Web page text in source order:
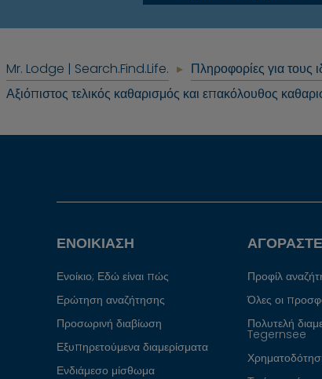
Mr. Lodge | Search.Find.Life. Πληροφορίες για τους
Αξιόπιστος τελικός καθαρισμός και επακόλουθος
ΕΝΟΙΚΊΑΣΗ
Ενοίκιο; Εδώ είναι πώς
Ερώτηση αναζήτησης
Προσωρινή διαβίωση
Εξυπηρετούμενα διαμερίσματα
Ενδιάμεσο μίσθωμα
ΑΓΟΡΆΣΤΕ
Προφίλ
Όλες οι
Πολυτελή
Tegernsee